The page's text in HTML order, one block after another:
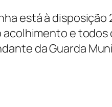
está à
acolhimento e
da Guarda